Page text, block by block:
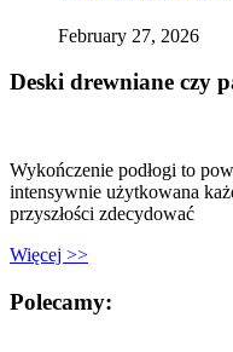
February 27, 2026
Deski drewniane czy
Wykończenie podłogi to
intensywnie użytkowana
przyszłości zdecydować
Więcej >>
Polecamy: